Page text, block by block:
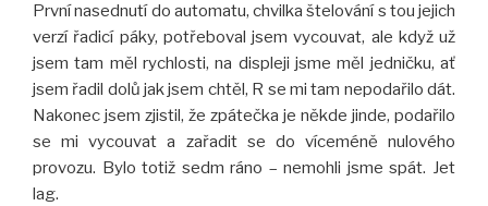
První nasednutí do automatu, chvilka štelování s tou jejich
verzí řadicí páky, potřeboval jsem vycouvat, ale když už
jsem tam měl rychlosti, na displeji jsme měl jedničku, ať
jsem řadil dolů jak jsem chtěl, R se mi tam nepodařilo dát.
Nakonec jsem zjistil, že zpátečka je někde jinde, podařilo
se mi vycouvat a zařadit se do víceméně nulového
provozu. Bylo totiž sedm ráno – nemohli jsme spát. Jet
lag.